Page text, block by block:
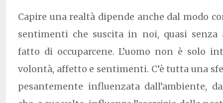
Capire una realtà dipende anche dal modo
sentimenti che suscita in noi, quasi senza
fatto di occuparcene. L’uomo non è solo
volontà, affetto e sentimenti. C’è tutta una
pesantemente influenzata dall’ambiente,